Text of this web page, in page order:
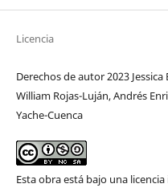
Licencia
Derechos de autor 2023
William Rojas-Luján, Andrés
Yache-Cuenca
Esta obra está bajo una